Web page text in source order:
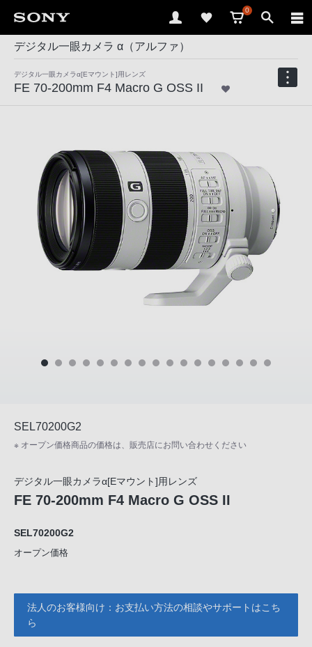
0
デジタル一眼カメラ α（アルファ）
デジタル一眼カメラα[Eマウント]用レンズ
FE 70-200mm F4 Macro G OSS II
SEL70200G2
※ オープン価格商品の価格は、販売店にお問い合わせください
デジタル一眼カメラα[Eマウント]用レンズ
FE 70-200mm F4 Macro G OSS II
SEL70200G2
オープン価格
法人のお客様向け：お支払い方法の相談やサポートはこち
ら